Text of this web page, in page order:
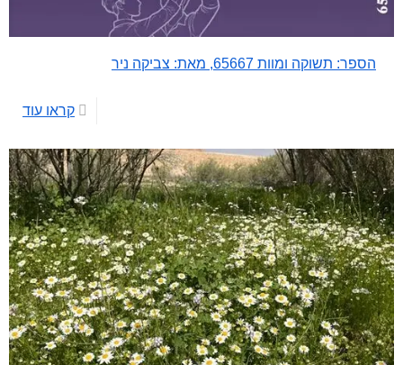
הספר: תשוקה ומוות 65667, מאת: צביקה ניר
קראו עוד